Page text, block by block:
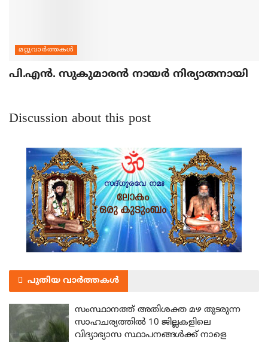
മറ്റുവാര്‍ത്തകള്‍
പി.എന്‍. സുകുമാരന്‍ നായര്‍ നിര്യാതനായി
Discussion about this post
പുതിയ വാർത്തകൾ
സംസ്ഥാനത്ത് അതിശക്ത മഴ തുടരുന്ന
സാഹചര്യത്തിൽ 10 ജില്ലകളിലെ
വിദ്യാഭ്യാസ സ്ഥാപനങ്ങൾക്ക് നാളെ